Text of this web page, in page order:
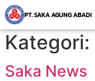
PT. SAKA AGUNG ABADI
Kategori:
Saka News